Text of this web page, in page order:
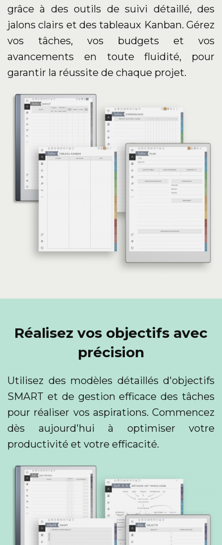
grâce à des outils de suivi détaillé, des
jalons clairs et des tableaux Kanban. Gérez
vos tâches, vos budgets et vos
avancements en toute fluidité, pour
garantir la réussite de chaque projet.
Réalisez vos objectifs avec
précision
Utilisez des modèles détaillés d'objectifs
SMART et de gestion efficace des tâches
pour réaliser vos aspirations. Commencez
dès aujourd'hui à optimiser votre
productivité et votre efficacité.